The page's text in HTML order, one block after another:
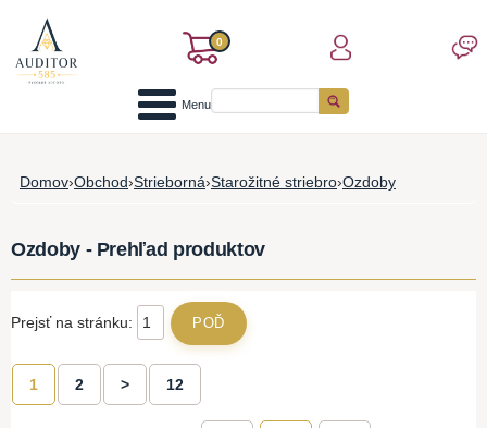
0
Menu
Domov›Obchod›Strieborná›Starožitné striebro›Ozdoby
Ozdoby - Prehľad produktov
Prejsť na stránku:
1 2 > 12